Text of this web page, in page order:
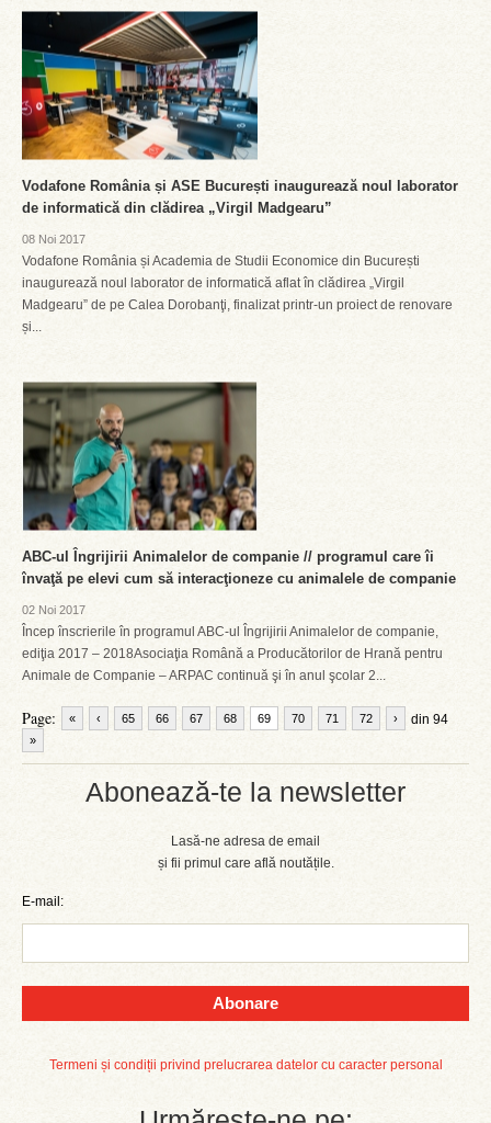
Abonează-te la newsletter
Lasă-ne adresa de email
și fii primul care află noutățile.
E-mail:
Abonare
Termeni și condiții privind prelucrarea datelor cu caracter personal
Vodafone România și ASE București inaugurează noul laborator
de informatică din clădirea „Virgil Madgearu”
08 Noi 2017
Vodafone România și Academia de Studii Economice din București
inaugurează noul laborator de informatică aflat în clădirea „Virgil
Madgearu” de pe Calea Dorobanţi, finalizat printr-un proiect de renovare
și...
ABC-ul Îngrijirii Animalelor de companie // programul care îi
învaţă pe elevi cum să interacţioneze cu animalele de companie
02 Noi 2017
Încep înscrierile în programul ABC-ul Îngrijirii Animalelor de companie,
ediţia 2017 – 2018Asociaţia Română a Producătorilor de Hrană pentru
Animale de Companie – ARPAC continuă şi în anul şcolar 2...
Page: « ‹ 65 66 67 68 69 70 71 72 din 94
›
»